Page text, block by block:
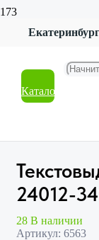
Екатеринбург
Каталог
Канцтовары
24012-
28 В наличии
Артикул: 6563